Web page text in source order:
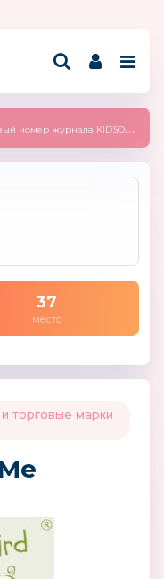
KIDSOBOZ 2025 (сентябрь)
37
место
торговые марки